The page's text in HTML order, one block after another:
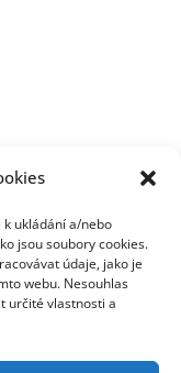
ukládání a/nebo
jsou soubory cookies.
údaje, jako je
webu. Nesouhlas
určité vlastnosti a